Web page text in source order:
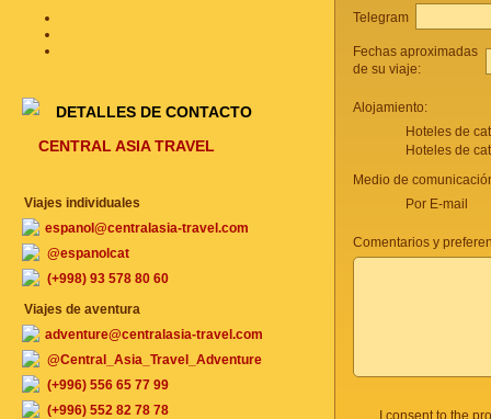
Telegram
Fechas aproximadas
de su viaje:
Alojamiento:
Hoteles de
Hoteles de
Medio de
Por E-mail
Comentarios y
I consent to the
DETALLES DE CONTACTO
CENTRAL ASIA TRAVEL
Viajes individuales
espanol@centralasia-travel.com
@espanolcat
(+998) 93 578 80 60
Viajes de aventura
adventure@centralasia-travel.com
@Central_Asia_Travel_Adventure
(+996) 556 65 77 99
(+996) 552 82 78 78